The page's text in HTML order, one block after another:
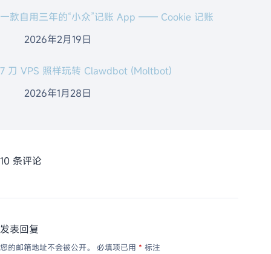
一款自用三年的“小众”记账 App —— Cookie 记账
2026年2月19日
7 刀 VPS 照样玩转 Clawdbot (Moltbot)
2026年1月28日
10 条评论
发表回复
您的邮箱地址不会被公开。 必填项已用 * 标注